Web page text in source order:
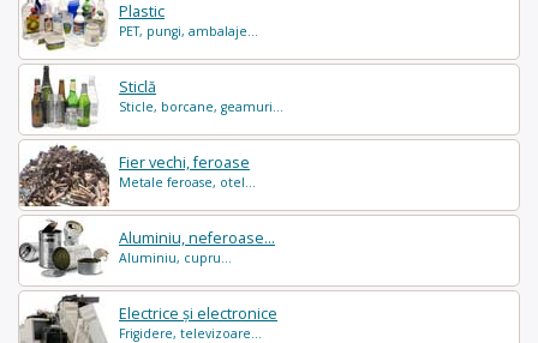
Plastic
PET, pungi, ambalaje...
Sticlă
Sticle, borcane, geamuri...
Fier vechi, feroase
Metale feroase, otel...
Aluminiu, neferoase...
Aluminiu, cupru...
Electrice și electronice
Frigidere, televizoare...